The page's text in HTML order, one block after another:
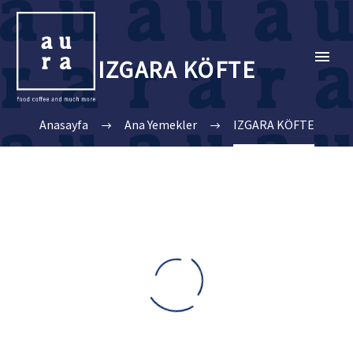
IZGARA KÖFTE
Anasayfa Ana Yemekler IZGARA KÖFTE